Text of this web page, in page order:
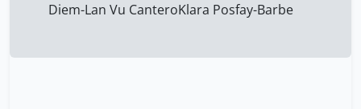
Macchi Jean-Daniel 1
Diem-Lan Vu CanteroKlara Posfay-Barbe